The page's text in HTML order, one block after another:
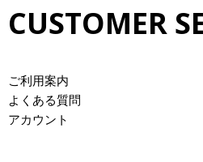
CUSTOMER
ご利用案内
よくある質問
アカウント